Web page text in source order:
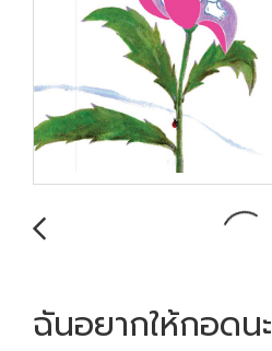
ฉันอยากให้กอดนะ